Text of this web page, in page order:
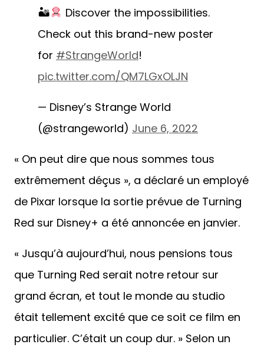
🏜
Discover the
impossibilities. Check out
this brand-new poster for
#StrangeWorld!
pic.twitter.com/QM7LGxOLJ
(@strangeworld)
June 6, 2022
« On peut dire que nous sommes tous
extrêmement déçus », a déclaré un employé
de Pixar lorsque la sortie prévue de Turning
Red sur Disney+ a été annoncée en janvier.
« Jusqu’à aujourd’hui, nous pensions tous
que Turning Red serait notre retour sur